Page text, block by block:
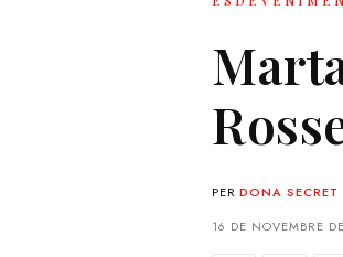
PER DONA SECRET
16 DE NOVEMBRE